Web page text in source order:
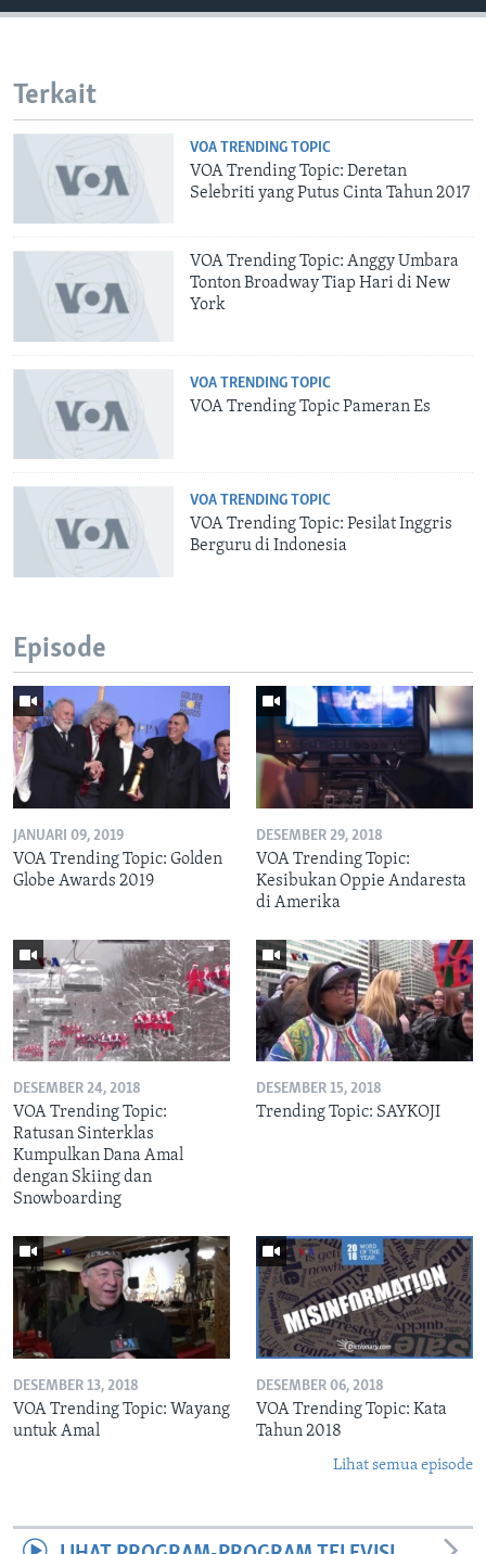
Terkait
VOA TRENDING TOPIC
VOA Trending Topic: Deretan
Selebriti yang Putus Cinta Tahun 2017
VOA Trending Topic: Anggy Umbara
Tonton Broadway Tiap Hari di New
York
VOA TRENDING TOPIC
VOA Trending Topic Pameran Es
VOA TRENDING TOPIC
VOA Trending Topic: Pesilat Inggris
Berguru di Indonesia
Episode
JANUARI 09, 2019
VOA Trending Topic: Golden
Globe Awards 2019
DESEMBER 29, 2018
VOA Trending Topic:
Kesibukan Oppie Andaresta
di Amerika
DESEMBER 24, 2018
VOA Trending Topic:
Ratusan Sinterklas
Kumpulkan Dana Amal
dengan Skiing dan
Snowboarding
DESEMBER 15, 2018
Trending Topic: SAYKOJI
DESEMBER 13, 2018
VOA Trending Topic: Wayang
untuk Amal
DESEMBER 06, 2018
VOA Trending Topic: Kata
Tahun 2018
Lihat semua episode